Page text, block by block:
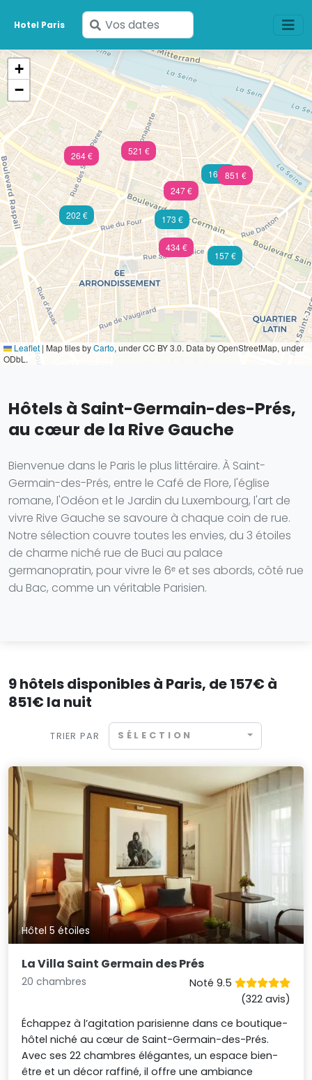
Hotel Paris
Saisissez
vos
dates
521 €
264 €
247 €
851 €
434 €
165 €
173 €
202 €
157 €
+
−
Leaflet | Map tiles byCarto, under CC BY 3.0. Data by OpenStreetMap, under
ODbL.
Hôtels à Saint-Germain-des-Prés,
au cœur de la Rive Gauche
Bienvenue dans le Paris le plus littéraire. À Saint-
Germain-des-Prés, entre le Café de Flore, l'église
romane, l'Odéon et le Jardin du Luxembourg, l'art de
vivre Rive Gauche se savoure à chaque coin de rue.
Notre sélection couvre toutes les envies, du 3 étoiles
de charme niché rue de Buci au palace
germanopratin, pour vivre le 6ᵉ et ses abords, côté rue
du Bac, comme un véritable Parisien.
9 hôtels disponibles à Paris, de 157€ à
851€ la nuit
TRIER PAR SÉLECTION
Hôtel 5 étoiles
La Villa Saint Germain des Prés
20 chambres
Noté 9.5
(322 avis)
Échappez à l’agitation parisienne dans ce boutique-
hôtel niché au cœur de Saint-Germain-des-Prés.
Avec ses 22 chambres élégantes, un espace bien-
être et un décor raffiné, il offre une ambiance